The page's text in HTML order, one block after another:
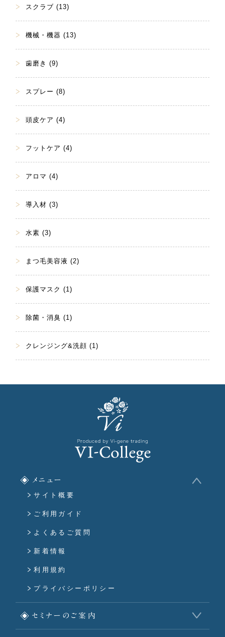
スクラブ (13)
機械・機器 (13)
歯磨き (9)
スプレー (8)
頭皮ケア (4)
フットケア (4)
アロマ (4)
導入材 (3)
水素 (3)
まつ毛美容液 (2)
保護マスク (1)
除菌・消臭 (1)
クレンジング&洗顔 (1)
メニュー
サイト概要
ご利用ガイド
よくあるご質問
新着情報
利用規約
プライバシーポリシー
セミナーのご案内